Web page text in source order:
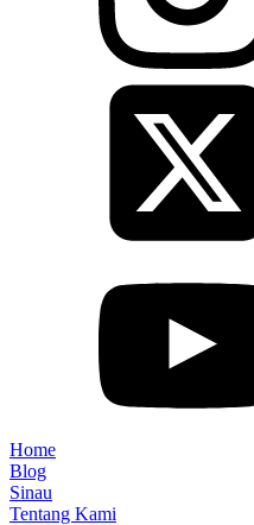
Home
Blog
Sinau
Tentang Kami